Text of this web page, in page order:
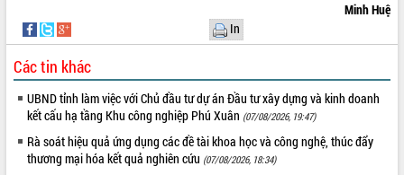
món ăn từ sầu riêng
tiến đầu tư tỉnh
Ngành cá ngừ Đắk Lắk chủ động thích
ứng để giữ vững thị trường xuất khẩu
Diễn đàn Kinh tế tư nhân Việt Nam đột
phá cơ chế - Hợp tác công tư
Minh Huệ
In
Các tin khác
UBND tỉnh làm việc với Chủ đầu tư dự án Đầu tư xây dựng và kinh doanh
kết cấu hạ tầng Khu công nghiệp Phú Xuân (07/08/2026, 19:47)
Rà soát hiệu quả ứng dụng các đề tài khoa học và công nghệ, thúc đẩy
thương mại hóa kết quả nghiên cứu (07/08/2026, 18:34)